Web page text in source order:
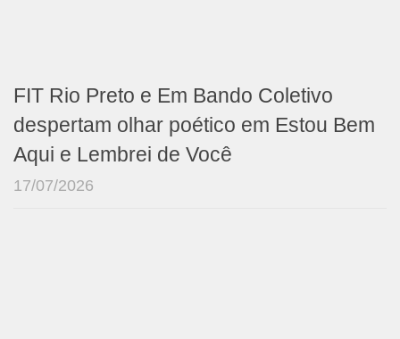
FIT Rio Preto e Em Bando Coletivo
despertam olhar poético em Estou Bem
Aqui e Lembrei de Você
17/07/2026